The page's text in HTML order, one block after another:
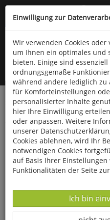
Kompletten Head der Seite
oder
Startseite Bücher
Der Falke
Einwilligung zur
Wir verwenden Cookies
um Ihnen ein optimales und
bieten. Einige sind
ordnungsgemäße
während andere lediglich zu
für Komforteinstellungen
personalisierter Inhalte
hier Ihre Einwilligung
oder anpassen. Weitere
unserer
Cookies ablehnen, wird Ihr
notwendigen Cookies
auf Basis Ihrer
Funktionalitäten der Seite
Ich bin